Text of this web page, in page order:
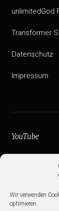
Wir verwenden
optimieren.
unlimitedGod
Transformer
Datenschutz
Impressum
YouTube
Web